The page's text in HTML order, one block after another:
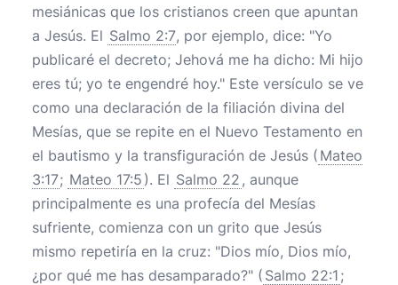
mesiánicas que los cristianos creen que apuntan
a Jesús. El Salmo 2:7, por ejemplo, dice: "Yo
publicaré el decreto; Jehová me ha dicho: Mi hijo
eres tú; yo te engendré hoy." Este versículo se ve
como una declaración de la filiación divina del
Mesías, que se repite en el Nuevo Testamento en
el bautismo y la transfiguración de Jesús ( Mateo
3:17; Mateo 17:5 ). El Salmo 22 , aunque
principalmente es una profecía del Mesías
sufriente, comienza con un grito que Jesús
mismo repetiría en la cruz: "Dios mío, Dios mío,
¿por qué me has desamparado?" ( Salmo 22:1 ;